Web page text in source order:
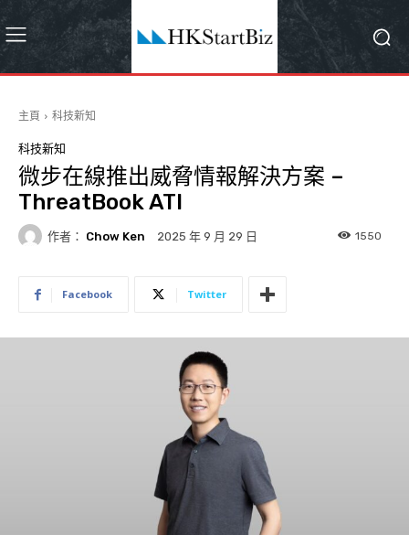
主頁 科技新知
科技新知
微步在線推出威脅情報解決方案 –
ThreatBook ATI
作者： Chow Ken 2025 年 9 月 29 日 1550
Facebook Twitter